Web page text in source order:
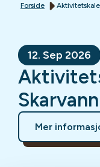
Forside
12. Sep 2026
Skarvann
Mer